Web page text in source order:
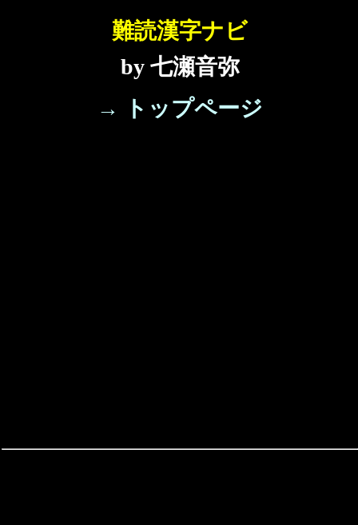
難読漢字ナビ
by 七瀬音弥
→ トップページ